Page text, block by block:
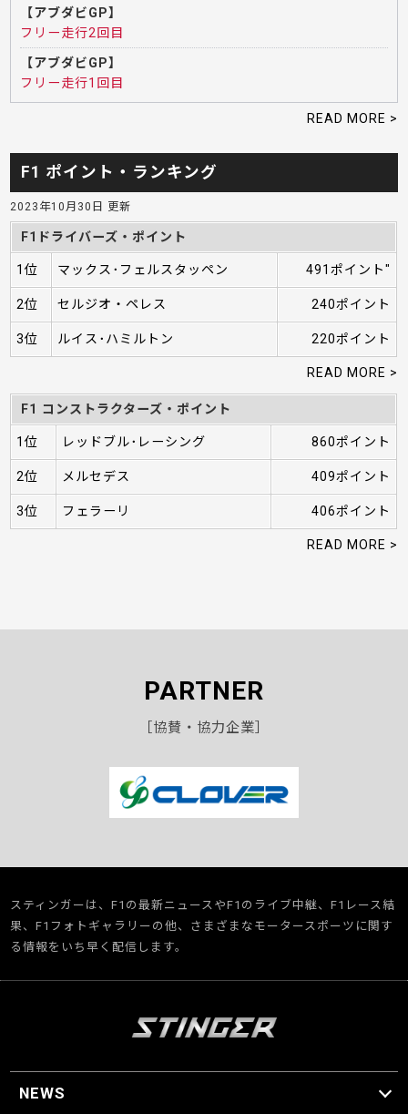
【アブダビGP】
フリー走行2回目
【アブダビGP】
フリー走行1回目
READ MORE >
F1 ポイント・ランキング
2023年10月30日 更新
F1ドライバーズ・ポイント
1位 マックス･フェルスタッペン 491ポイント"
2位 セルジオ・ペレス 240ポイント
3位 ルイス･ハミルトン 220ポイント
READ MORE >
F1 コンストラクターズ・ポイント
1位 レッドブル･レーシング 860ポイント
2位 メルセデス 409ポイント
3位 フェラーリ 406ポイント
READ MORE >
PARTNER
［協賛・協力企業］
スティンガーは、F1の最新ニュースやF1のライブ中継、F1レース結
果、F1フォトギャラリーの他、さまざまなモータースポーツに関す
る情報をいち早く配信します。
NEWS